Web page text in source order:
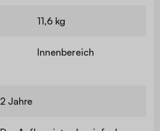
11,6 kg
Innenbereich
2 Jahre